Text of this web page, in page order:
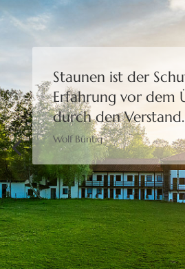
Staunen ist der
Erfahrung vor dem
durch den Verstand.
Wolf Büntig
Bewusstheit gibt
Freiheit,eine Wahl
Moshé Feldenkrais